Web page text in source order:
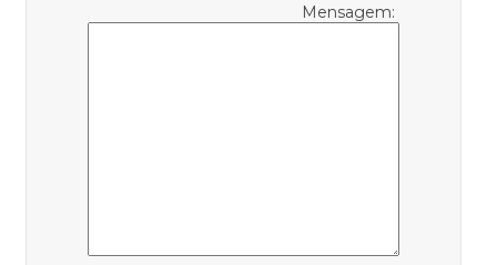
Mensagem: